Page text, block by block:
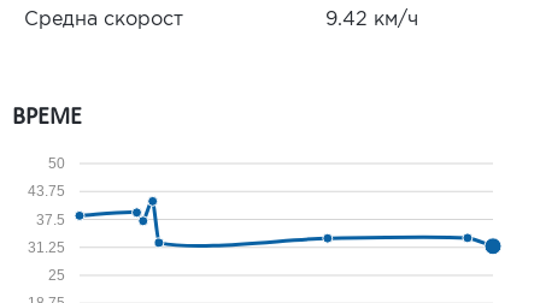
Средна скорост 9.42 км/ч
ВРЕМЕ
25
31.25
37.5
43.75
50